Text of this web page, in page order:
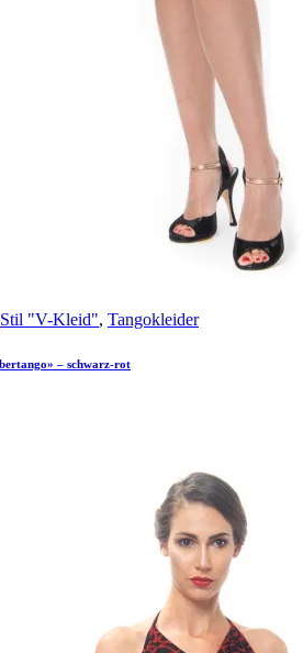
Stil "V-Kleid", Tangokleider
– schwarz-rot